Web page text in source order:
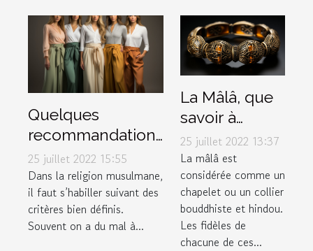
Quelques
recommandations
pour choisir un
bon pantalon
musulman
25 juillet 2022 15:55
Dans la religion musulmane,
il faut s’habiller suivant des
critères bien définis.
Souvent on a du mal à...
La Mâlâ, que
savoir à
propos de ce
bracelet
spécial ?
25 juillet 2022 13:37
La mâlâ est
considérée comme un
chapelet ou un collier
bouddhiste et hindou.
Les fidèles de
chacune de ces...